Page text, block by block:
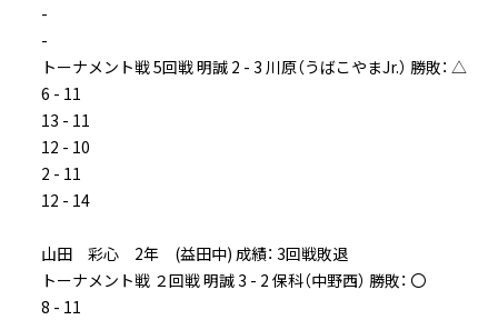
-
-
トーナメント戦 5回戦 明誠 2 - 3 川原（うばこやまJr.） 勝敗： △
6 - 11
13 - 11
12 - 10
2 - 11
12 - 14
山田 彩心 2年 (益田中) 成績： 3回戦敗退
トーナメント戦 ２回戦 明誠 3 - 2 保科（中野西） 勝敗： 〇
8 - 11